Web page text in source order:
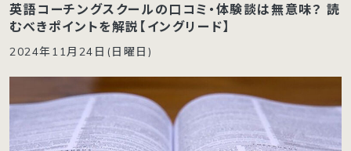
英語コーチングスクールの口コミ・体験談は無意味？ 読
むべきポイントを解説【イングリード】
2024年11月24日(日曜日)